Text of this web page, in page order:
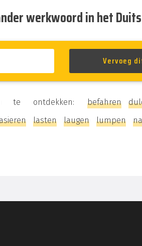
werkwoord in het Duits
te ontdekken: befahren
lasten laugen lumpen